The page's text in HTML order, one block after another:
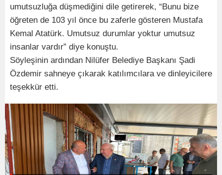
umutsuzluğa düşmediğini dile getirerek, “Bunu bize
öğreten de 103 yıl önce bu zaferle gösteren Mustafa
Kemal Atatürk. Umutsuz durumlar yoktur umutsuz
insanlar vardır” diye konuştu.
Söyleşinin ardından Nilüfer Belediye Başkanı Şadi
Özdemir sahneye çıkarak katılımcılara ve dinleyicilere
teşekkür etti.